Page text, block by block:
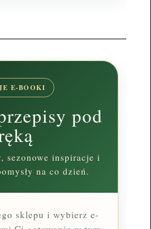
E-BOOKI
pod
sezonowe inspiracje i
na co dzień.
sklepu i wybierz e-